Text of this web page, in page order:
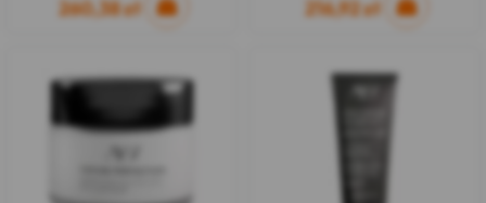
260,38 zł 216,92 zł